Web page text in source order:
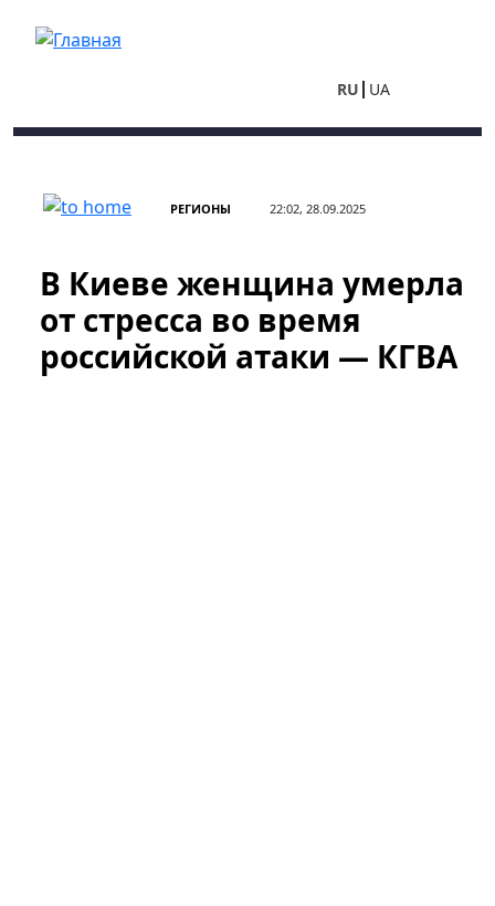
RU UA
РЕГИОНЫ 22:02, 28.09.2025
В Киеве женщина умерла
от стресса во время
российской атаки — КГВА